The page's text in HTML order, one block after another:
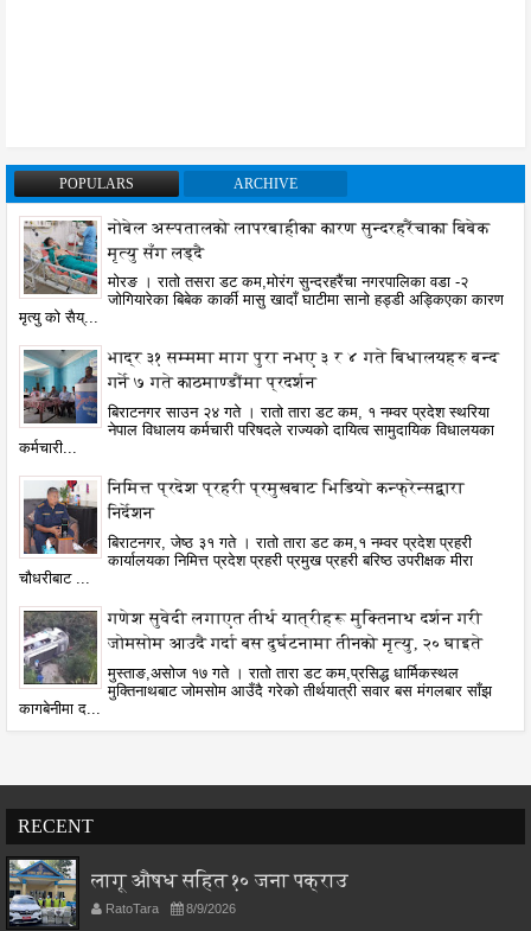
POPULARS ARCHIVE
नोबेल अस्पतालको लापरबाहीका कारण सुन्दरहरैंचाका बिबेक
मृत्यु सँग लड्दै
मोरङ । रातो तसरा डट कम,मोरंग सुन्दरहरैंचा नगरपालिका वडा -२
जोगियारेका बिबेक कार्की मासु खादाँ घाटीमा सानो हड्डी अड्किएका कारण
मृत्यु को सैय्...
भाद्र ३१ सम्ममा माग पुरा नभए ३ र ४ गते बिधालयहरु बन्द
गर्ने ७ गते काठमाण्डौंमा प्रदर्शन
बिराटनगर साउन २४ गते । रातो तारा डट कम, १ नम्वर प्रदेश स्थरिया
नेपाल विधालय कर्मचारी परिषदले राज्यको दायित्व सामुदायिक विधालयका
कर्मचारी...
निमित्त प्रदेश प्रहरी प्रमुखबाट भिडियो कन्फ्रेन्सद्वारा
निर्देशन
बिराटनगर, जेष्ठ ३१ गते । रातो तारा डट कम,१ नम्वर प्रदेश प्रहरी
कार्यालयका निमित्त प्रदेश प्रहरी प्रमुख प्रहरी बरिष्ठ उपरीक्षक मीरा
चौधरीबाट ...
गणेश सुवेदी लगाएत तीर्थ यात्रीहरू मुक्तिनाथ दर्शन गरी
जोमसोम आउदै गर्दा बस दुर्घटनामा तीनको मृत्यु, २० घाइते
मुस्ताङ,असोज १७ गते । रातो तारा डट कम,प्रसिद्ध धार्मिकस्थल
मुक्तिनाथबाट जोमसोम आउँदै गरेको तीर्थयात्री सवार बस मंगलबार साँझ
कागबेनीमा द...
RECENT
लागू औषध सहित १० जना पक्राउ
RatoTara 8/9/2026